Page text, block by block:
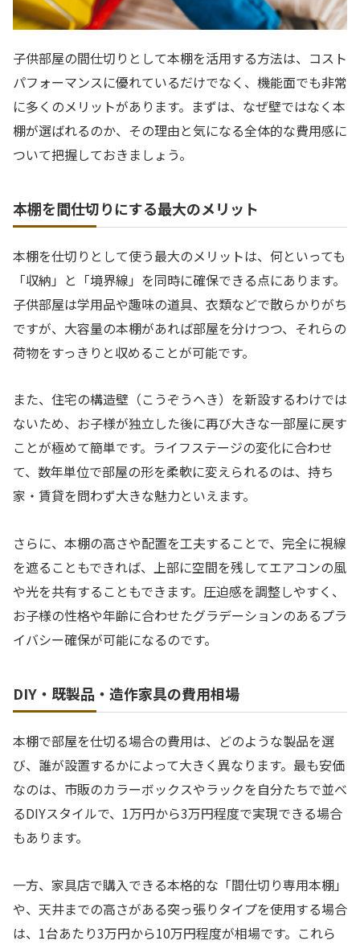
子供部屋の間仕切りとして本棚を活用する方法は、コスト
パフォーマンスに優れているだけでなく、機能面でも非常
に多くのメリットがあります。まずは、なぜ壁ではなく本
棚が選ばれるのか、その理由と気になる全体的な費用感に
ついて把握しておきましょう。
本棚を間仕切りにする最大のメリット
本棚を仕切りとして使う最大のメリットは、何といっても
「収納」と「境界線」を同時に確保できる点にあります。
子供部屋は学用品や趣味の道具、衣類などで散らかりがち
ですが、大容量の本棚があれば部屋を分けつつ、それらの
荷物をすっきりと収めることが可能です。
また、住宅の構造壁（こうぞうへき）を新設するわけでは
ないため、お子様が独立した後に再び大きな一部屋に戻す
ことが極めて簡単です。ライフステージの変化に合わせ
て、数年単位で部屋の形を柔軟に変えられるのは、持ち
家・賃貸を問わず大きな魅力といえます。
さらに、本棚の高さや配置を工夫することで、完全に視線
を遮ることもできれば、上部に空間を残してエアコンの風
や光を共有することもできます。圧迫感を調整しやすく、
お子様の性格や年齢に合わせたグラデーションのあるプラ
イバシー確保が可能になるのです。
DIY・既製品・造作家具の費用相場
本棚で部屋を仕切る場合の費用は、どのような製品を選
び、誰が設置するかによって大きく異なります。最も安価
なのは、市販のカラーボックスやラックを自分たちで並べ
るDIYスタイルで、1万円から3万円程度で実現できる場合
もあります。
一方、家具店で購入できる本格的な「間仕切り専用本棚」
や、天井までの高さがある突っ張りタイプを使用する場合
は、1台あたり3万円から10万円程度が相場です。これら